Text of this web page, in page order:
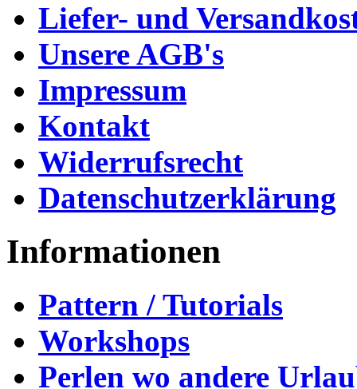
Liefer- und
Unsere AGB's
Impressum
Kontakt
Widerrufsrecht
Datenschutzerklärung
Informationen
Pattern / Tutorials
Workshops
Perlen wo andere